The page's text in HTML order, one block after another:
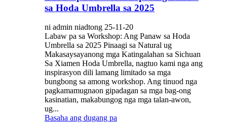
sa Hoda Umbrella sa 2025
ni admin niadtong 25-11-20
Labaw pa sa Workshop: Ang Panaw sa Hoda
Umbrella sa 2025 Pinaagi sa Natural ug
Makasaysayanong mga Katingalahan sa Sichuan
Sa Xiamen Hoda Umbrella, nagtuo kami nga ang
inspirasyon dili lamang limitado sa mga
bungbong sa among workshop. Ang tinuod nga
pagkamamugnaon gipadagan sa mga bag-ong
kasinatian, makabungog nga mga talan-awon,
ug...
Basaha ang dugang pa